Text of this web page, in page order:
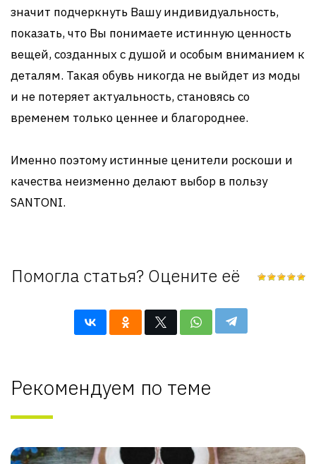
значит подчеркнуть Вашу индивидуальность,
показать, что Вы понимаете истинную ценность
вещей, созданных с душой и особым вниманием к
деталям. Такая обувь никогда не выйдет из моды
и не потеряет актуальность, становясь со
временем только ценнее и благороднее.
Именно поэтому истинные ценители роскоши и
качества неизменно делают выбор в пользу
SANTONI.
Помогла статья? Оцените её
Рекомендуем по теме